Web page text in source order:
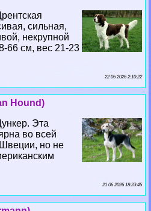
сильная,
некрупной
66 см, вес 21-23
22 06 2026 2:10:22
Hound)
Эта
во всей
но не
21 06 2026 18:23:45